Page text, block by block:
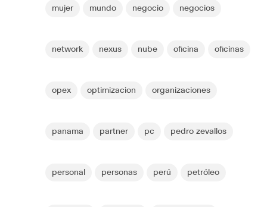
mujer mundo negocio negocios
network nexus nube oficina oficinas
opex optimizacion organizaciones
panama partner pc pedro zevallos
personal personas perú petróleo